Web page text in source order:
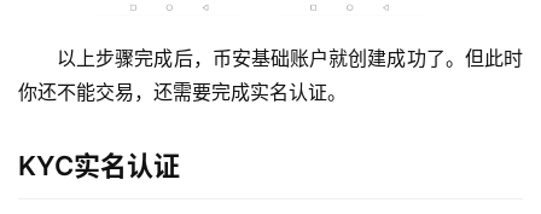
以上步骤完成后，币安基础账户就创建成功了。但此时
你还不能交易，还需要完成实名认证。
KYC实名认证